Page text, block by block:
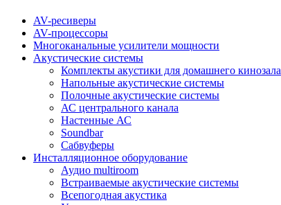
AV-ресиверы
AV-процессоры
Многоканальные усилители мощности
Акустические системы
Комплекты акустики для домашнего кинозала
Напольные акустические системы
Полочные акустические системы
АС центрального канала
Настенные АС
Soundbar
Сабвуферы
Инсталляционное оборудование
Аудио multiroom
Встраиваемые акустические системы
Всепогодная акустика